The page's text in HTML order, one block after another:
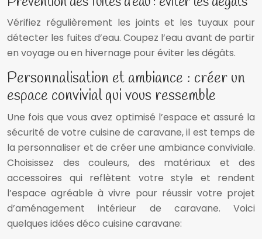
Vérifiez régulièrement les joints et les tuyaux pour
détecter les fuites d’eau. Coupez l’eau avant de partir
en voyage ou en hivernage pour éviter les dégâts.
Personnalisation et ambiance : créer un
espace convivial qui vous ressemble
Une fois que vous avez optimisé l’espace et assuré la
sécurité de votre cuisine de caravane, il est temps de
la personnaliser et de créer une ambiance conviviale.
Choisissez des couleurs, des matériaux et des
accessoires qui reflètent votre style et rendent
l’espace agréable à vivre pour réussir votre projet
d’aménagement intérieur de caravane. Voici
quelques idées déco cuisine caravane: